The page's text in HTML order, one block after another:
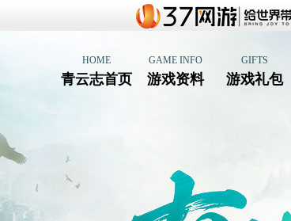
HOME
青云志首页
GAME INFO
游戏资料
GIFTS
游戏礼包